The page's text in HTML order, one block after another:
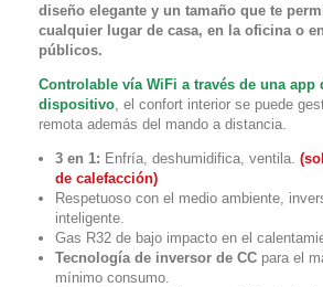
diseño elegante y un tamaño que te
cualquier lugar de casa, en la oficina o
públicos.
Controlable vía WiFi a través de una app
dispositivo, el confort interior se puede
remota además del mando a distancia.
3 en 1: Enfría, deshumidifica, ventila.
de calefacción)
Respetuoso con el medio ambiente,
inteligente.
Gas R32 de bajo impacto en el
Tecnología de inversor de CC para el
mínimo consumo.